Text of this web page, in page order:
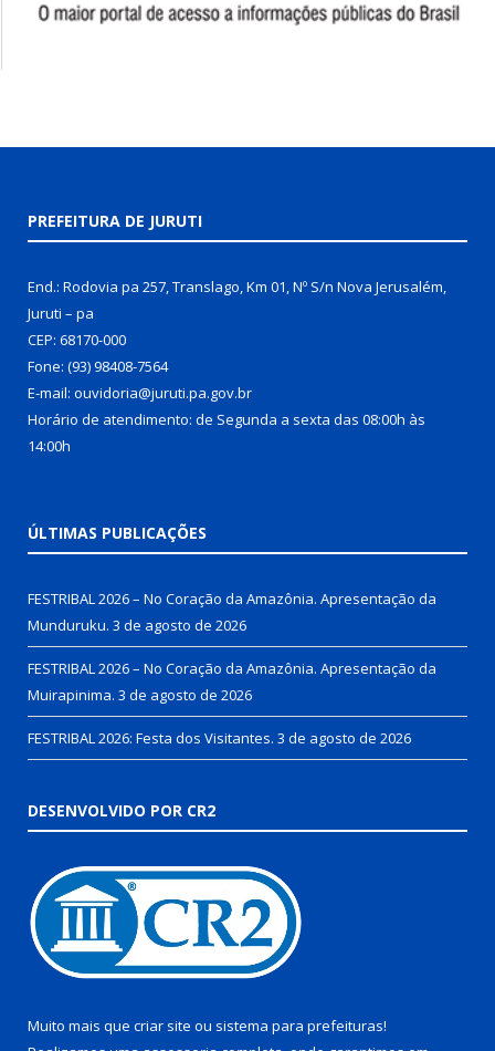
PREFEITURA DE JURUTI
End.: Rodovia pa 257, Translago, Km 01, Nº S/n Nova Jerusalém,
Juruti – pa
CEP: 68170-000
Fone: (93) 98408-7564
E-mail: ouvidoria@juruti.pa.gov.br
Horário de atendimento: de Segunda a sexta das 08:00h às
14:00h
ÚLTIMAS PUBLICAÇÕES
FESTRIBAL 2026 – No Coração da Amazônia. Apresentação da
Munduruku. 3 de agosto de 2026
FESTRIBAL 2026 – No Coração da Amazônia. Apresentação da
Muirapinima. 3 de agosto de 2026
FESTRIBAL 2026: Festa dos Visitantes. 3 de agosto de 2026
DESENVOLVIDO POR CR2
Muito mais que criar site ou sistema para prefeituras!